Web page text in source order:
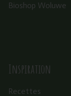
Bioshop Woluwe
Inspiration
Recettes